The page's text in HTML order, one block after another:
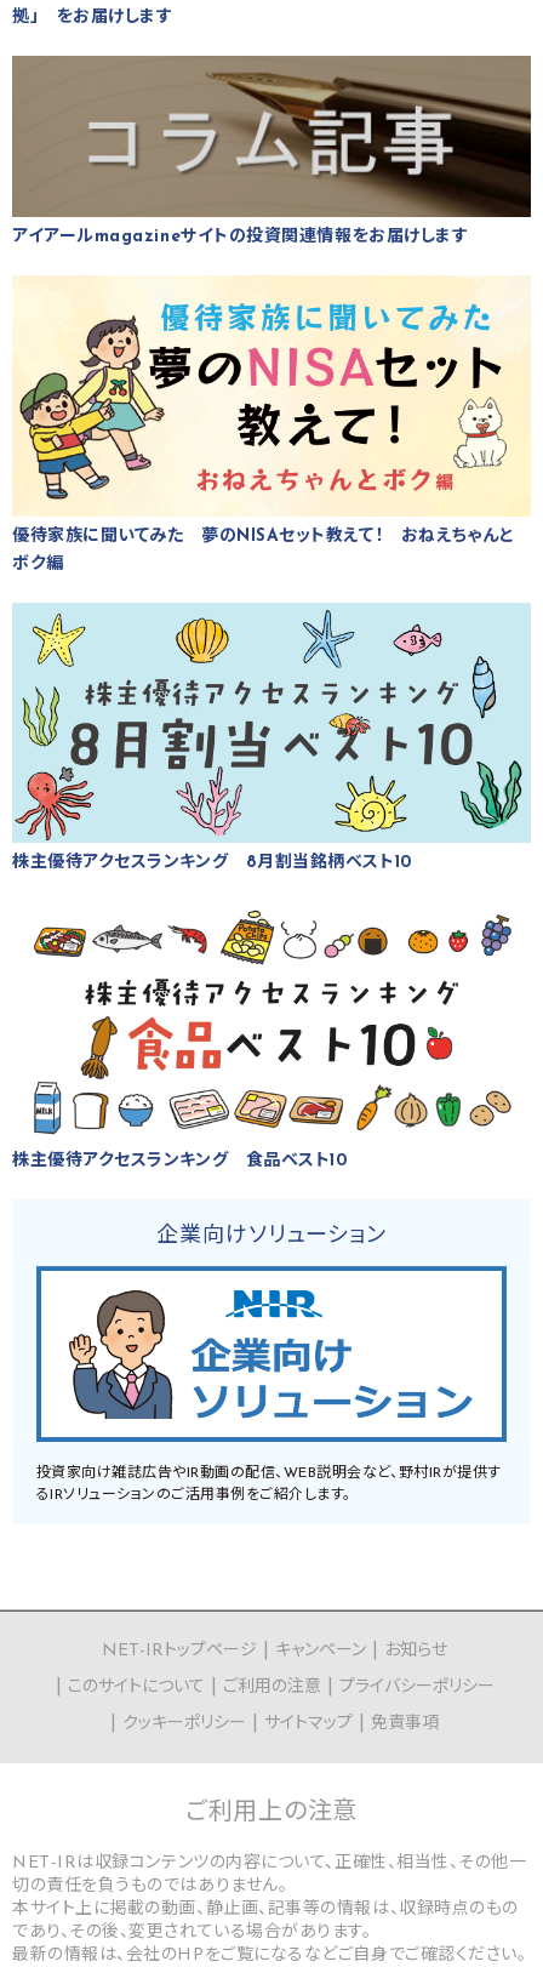
拠」 をお届けします
アイアールmagazineサイトの投資関連情報をお届けします
優待家族に聞いてみた 夢のNISAセット教えて！ おねえちゃんと
ボク編
株主優待アクセスランキング 8月割当銘柄ベスト10
株主優待アクセスランキング 食品ベスト10
企業向けソリューション
投資家向け雑誌広告やIR動画の配信、WEB説明会など、野村IRが提供す
るIRソリューションのご活用事例をご紹介します。
NET-IRトップページ キャンペーン
お知らせ
このサイトについて
ご利用の注意
プライバシーポリシー
クッキーポリシー
サイトマップ 免責事項
ご利用上の注意
NET-IRは収録コンテンツの内容について、正確性、相当性、その他一
切の責任を負うものではありません。
本サイト上に掲載の動画、静止画、記事等の情報は、収録時点のもの
であり、その後、変更されている場合があります。
最新の情報は、会社のHPをご覧になるなどご自身でご確認ください。